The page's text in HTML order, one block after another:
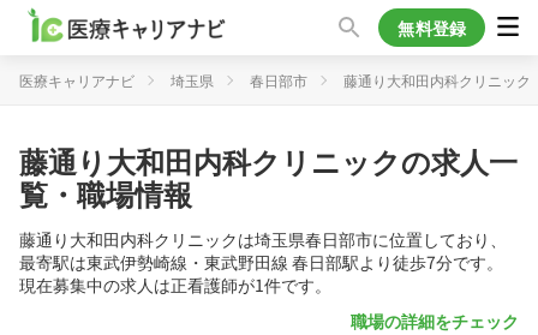
無料登録
医療キャリアナビ 埼玉県 春日部市 藤通り大和田内科クリニック
藤通り大和田内科クリニックの求人一
覧・職場情報
藤通り大和田内科クリニックは埼玉県春日部市に位置しており、
最寄駅は東武伊勢崎線・東武野田線 春日部駅より徒歩7分です。
現在募集中の求人は正看護師が1件です。
職場の詳細をチェック